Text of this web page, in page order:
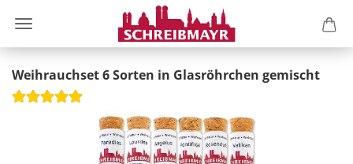
Weihrauchset 6 Sorten in Glasröhrchen gemischt